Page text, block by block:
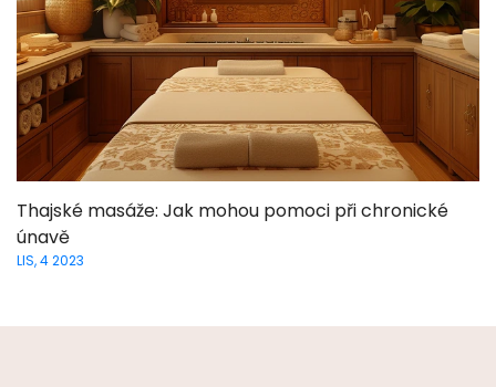
Thajské masáže: Jak mohou pomoci při chronické
únavě
LIS, 4 2023